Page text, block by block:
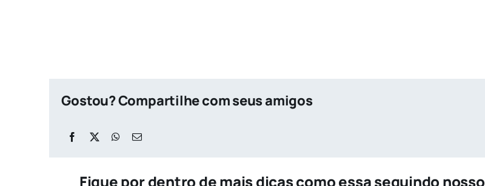
Gostou? Compartilhe com seus amigos
Fique por dentro de mais dicas como essa seguindo nosso